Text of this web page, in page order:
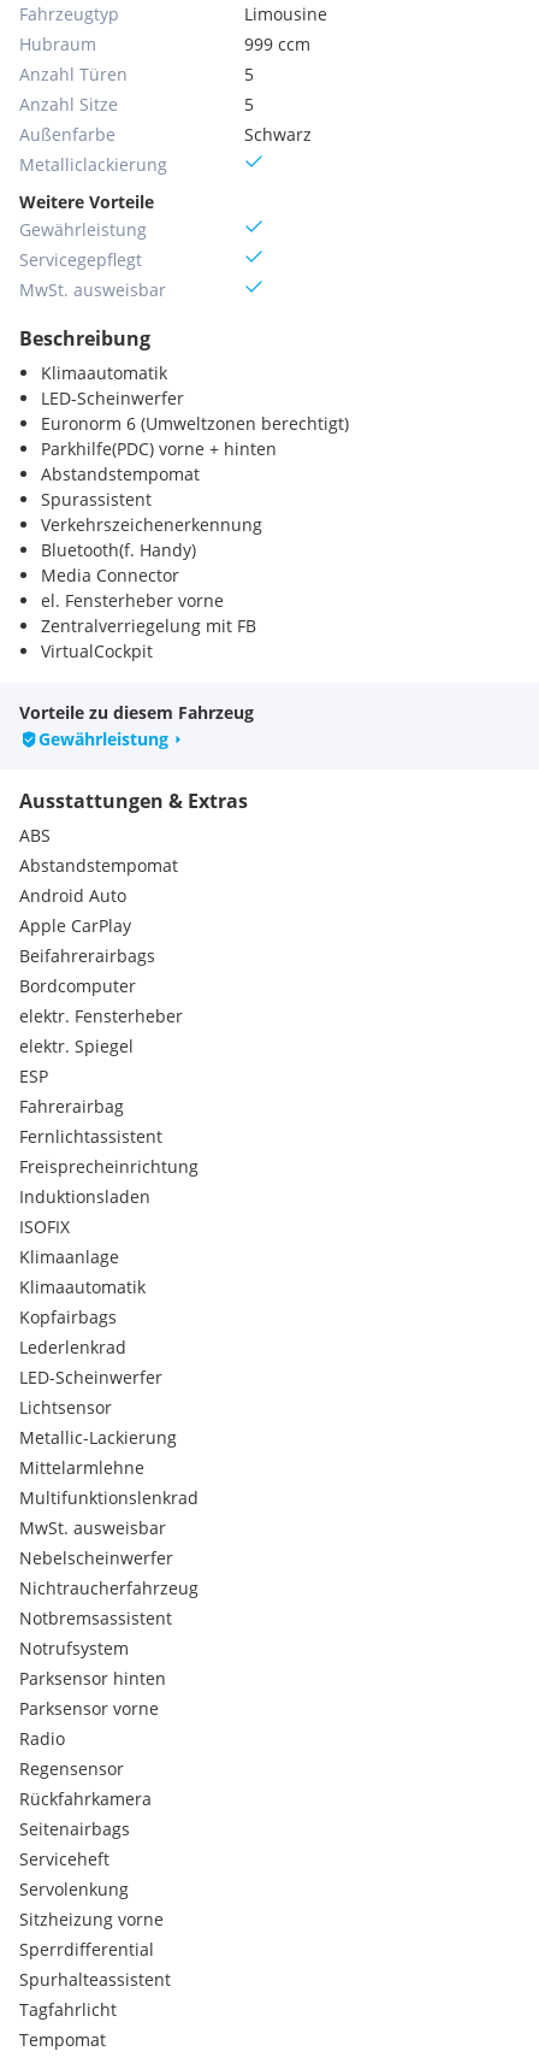
Fahrzeugtyp
Limousine
Hubraum
999 ccm
Anzahl Türen
5
Anzahl Sitze
5
Außenfarbe
Schwarz
Metallic­lackierung
Weitere Vorteile
Gewährleistung
Servicegepflegt
MwSt. ausweisbar
Beschreibung
Klimaautomatik
LED-Scheinwerfer
Euronorm 6 (Umweltzonen berechtigt)
Parkhilfe(PDC) vorne + hinten
Abstandstempomat
Spurassistent
Verkehrszeichenerkennung
Bluetooth(f. Handy)
Media Connector
el. Fensterheber vorne
Zentralverriegelung mit FB
VirtualCockpit
Regensensor
Aussenspiegel el. verstellbar
hochwertiges Soundsystem
Notrufsystem
Sprachsteuerung
Winterpaket
Abstandwarner
Induktion
Musikstreaming
Privacy Verglasung
Android Auto
Apple CarPlay
Sommerreifen
Fahrersitz höhenverstellbar
Audiosystem MP3-fähig
Rücksitzbank geteilt klappbar
Scheckheftgepflegt
Kopfairbag
IsoFix
Sitzheizung
metallic
Tempomat
Leichtmetallfelgen
Stabilitätsprogramm (ESP)
ABS
Seitenairbags
Frontairbag
Bordcomputer
Nebelscheinwerfer
Nichtraucher
Servolenkung
Multifunktionslenkrad
Lichtsensor
Berganfahrhilfe
Lederlenkrad
Mittelarmlehne
Reifendruckkontrolle
Differentialsperre
Rückfahrkamera
Sonnenschutzverglasung
Wegfahrsperre
Garantie
Neufahrzeug
Anhängelast ungebremst 570 KG
Tankvolumen 40 Liter
Frontantrieb
Extras:
Ö - Paket
Vorteile zu diesem Fahrzeug
Gewährleistung
Ausstattungen & Extras
ABS
Abstandstempomat
Android Auto
Apple CarPlay
Beifahrerairbags
Bordcomputer
elektr. Fensterheber
elektr. Spiegel
ESP
Fahrerairbag
Fernlichtassistent
Freisprecheinrichtung
Induktionsladen
ISOFIX
Klimaanlage
Klimaautomatik
Kopfairbags
Lederlenkrad
LED-Scheinwerfer
Lichtsensor
Metallic-Lackierung
Mittelarmlehne
Multifunktionslenkrad
MwSt. ausweisbar
Nebelscheinwerfer
Nichtraucherfahrzeug
Notbremsassistent
Notrufsystem
Parksensor hinten
Parksensor vorne
Radio
Regensensor
Rückfahrkamera
Seitenairbags
Serviceheft
Servolenkung
Sitzheizung vorne
Sperrdifferential
Spurhalteassistent
Tagfahrlicht
Tempomat